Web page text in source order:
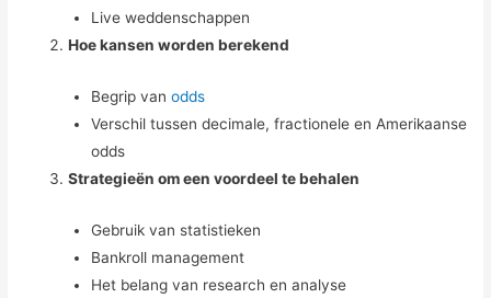
Live weddenschappen
Hoe kansen worden berekend
Begrip van odds
Verschil tussen decimale, fractionele en Amerikaanse
odds
Strategieën om een voordeel te behalen
Gebruik van statistieken
Bankroll management
Het belang van research en analyse